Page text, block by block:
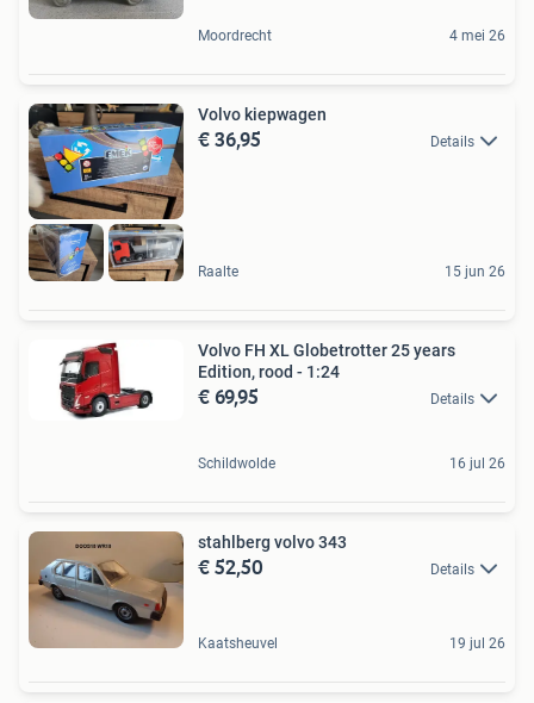
Moordrecht 4 mei 26
Volvo kiepwagen
€ 36,95 Details
Raalte 15 jun 26
Volvo FH XL Globetrotter 25 years
Edition, rood - 1:24
€ 69,95 Details
Schildwolde 16 jul 26
stahlberg volvo 343
€ 52,50 Details
Kaatsheuvel 19 jul 26